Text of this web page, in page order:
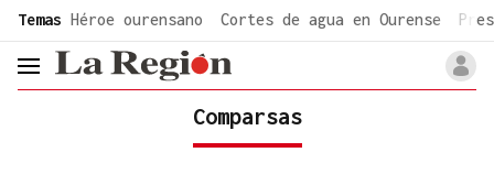
common.go-to-content
Temas Héroe ourensano Cortes de agua en Ourense
header.menu.open
Comparsas